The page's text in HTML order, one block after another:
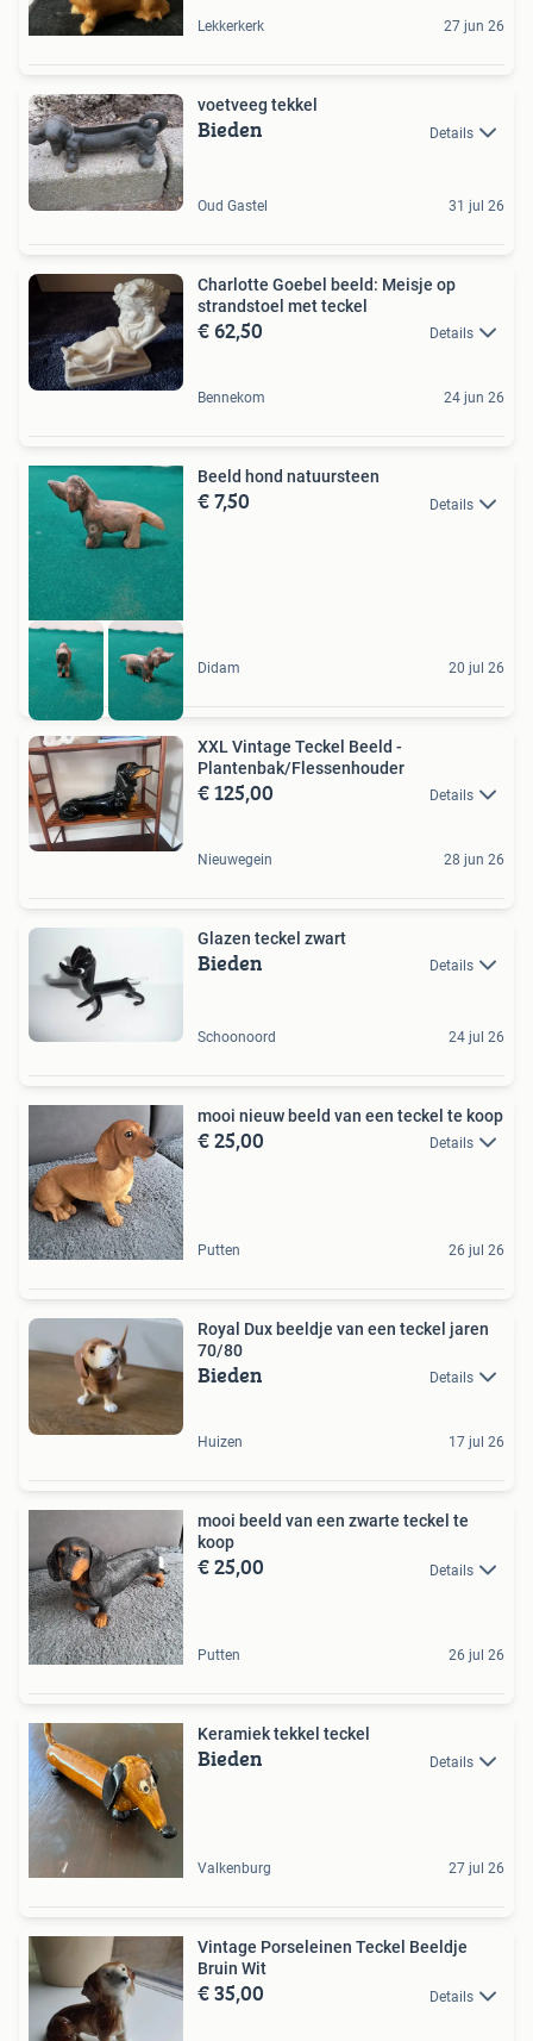
Lekkerkerk 27 jun 26
voetveeg tekkel
Bieden Details
Oud Gastel 31 jul 26
Charlotte Goebel beeld: Meisje op
strandstoel met teckel
€ 62,50 Details
Bennekom 24 jun 26
Beeld hond natuursteen
€ 7,50 Details
Didam 20 jul 26
XXL Vintage Teckel Beeld -
Plantenbak/Flessenhouder
€ 125,00 Details
Nieuwegein 28 jun 26
Glazen teckel zwart
Bieden Details
Schoonoord 24 jul 26
mooi nieuw beeld van een teckel te koop
€ 25,00 Details
Putten 26 jul 26
Royal Dux beeldje van een teckel jaren
70/80
Bieden Details
Huizen 17 jul 26
mooi beeld van een zwarte teckel te
koop
€ 25,00 Details
Putten 26 jul 26
Keramiek tekkel teckel
Bieden Details
Valkenburg 27 jul 26
Vintage Porseleinen Teckel Beeldje
Bruin Wit
€ 35,00 Details